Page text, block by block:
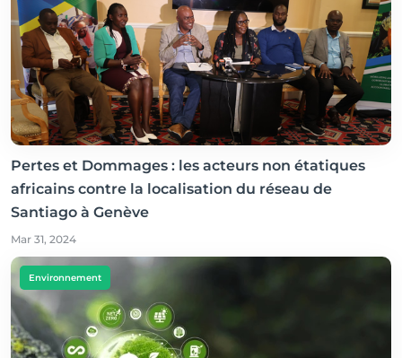
Pertes et Dommages : les acteurs non étatiques
africains contre la localisation du réseau de
Santiago à Genève
Mar 31, 2024
Environnement